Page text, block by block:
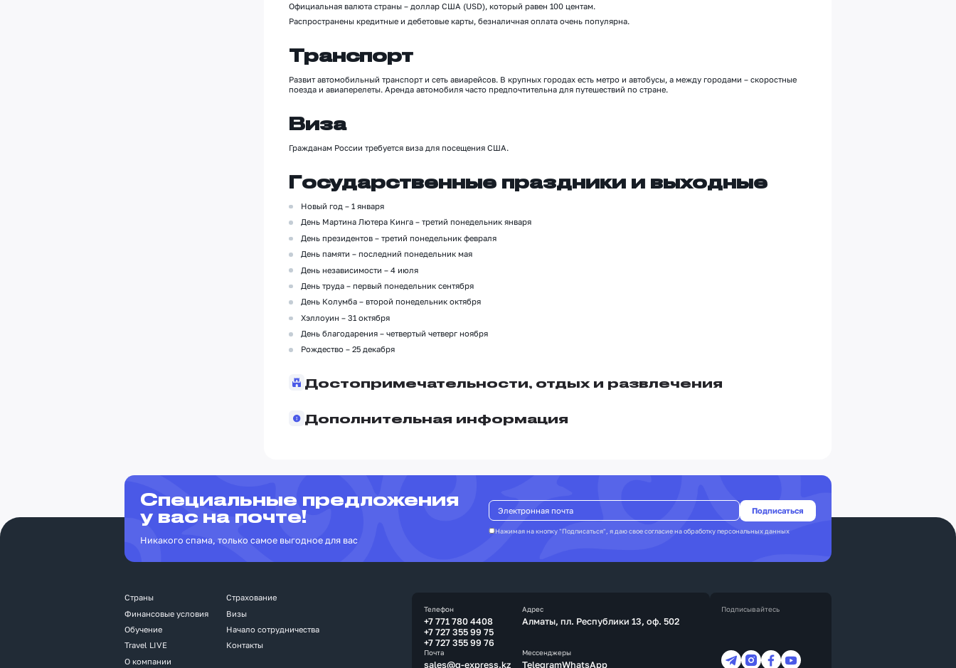
Официальная валюта страны – доллар США (USD), который равен 100 центам.
Распространены кредитные и дебетовые карты, безналичная оплата очень популярна.
Транспорт
Развит автомобильный транспорт и сеть авиарейсов. В крупных городах есть метро и автобусы, а между городами – скоростные
поезда и авиаперелеты. Аренда автомобиля часто предпочтительна для путешествий по стране.
Виза
Гражданам России требуется виза для посещения США.
Государственные праздники и выходные
Новый год – 1 января
День Мартина Лютера Кинга – третий понедельник января
День президентов –третий понедельник февраля
День памяти –последний понедельник мая
День независимости – 4 июля
День труда –первый понедельник сентября
День Колумба – второй понедельник октября
Хэллоуин – 31 октября
День благодарения – четвертый четверг ноября
Рождество – 25 декабря
Достопримечательности, отдых и развлечения
Дополнительная информация
Специальные предложения
у вас на почте!
Никакого спама, только самое выгодное для вас
Нажимая на кнопку "Подписаться", я даю свое согласие наобработку персональных данных
Страны
Финансовые условия
Обучение
Travel LIVE
О компании
Страхование
Визы
Начало сотрудничества
Контакты
Телефон
+7 771 780 4408
+7 727 355 99 75
+7 727 355 99 76
Адрес
Алматы, пл. Республики 13, оф. 502
Почта
sales@q-express.kz
Мессенджеры
TelegramWhatsApp
Подписывайтесь